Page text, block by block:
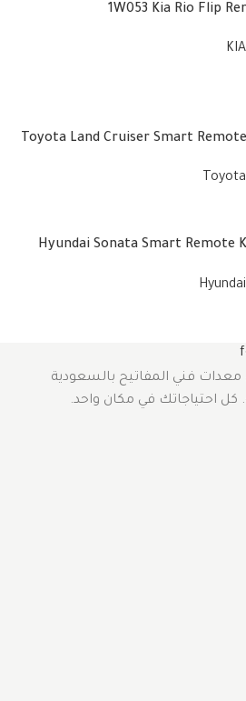
1W053 Kia Rio Flip
2009/2015 Toyota Land Cruiser Smart
2015 Hyundai Sonata Smart
معدات فني المفاتيح بالسعودية
احتياجاتك في مكان واحد.